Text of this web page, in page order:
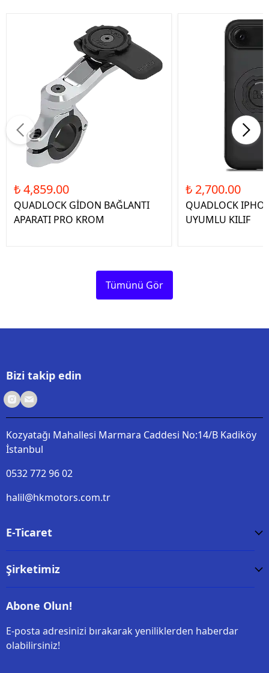
₺ 4,859.00
QUADLOCK GİDON BAĞLANTI
APARATI PRO KROM
₺ 2,700.00
QUADLOCK
UYUMLU KILIF
Tümünü Gör
Bizi takip edin
Kozyatağı Mahallesi Marmara Caddesi No:14/B Kadiköy
İstanbul
0532 772 96 02
halil@hkmotors.com.tr
E-Ticaret
Şirketimiz
Abone Olun!
E-posta adresinizi bırakarak yeniliklerden haberdar
olabilirsiniz!